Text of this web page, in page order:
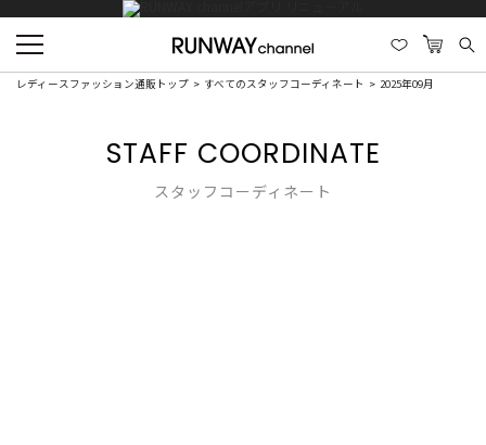
レディースファッション通販トップ すべてのスタッフコーディネート 2025年09月
STAFF COORDINATE
スタッフコーディネート